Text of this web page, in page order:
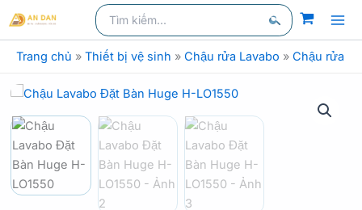
tới
Tìm
kiếm:
Tìm
kiếm
Trang chủ » Thiết bị vệ sinh » Chậu rửa Lavabo » Chậu rửa